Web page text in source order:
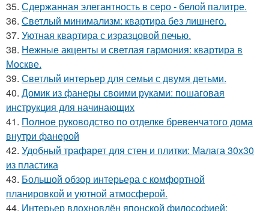
35. Сдержанная элегантность в серо - белой палитре.
36. Светлый минимализм: квартира без лишнего.
37. Уютная квартира с изразцовой печью.
38. Нежные акценты и светлая гармония: квартира в
Москве.
39. Светлый интерьер для семьи с двумя детьми.
40. Домик из фанеры своими руками: пошаговая
инструкция для начинающих
41. Полное руководство по отделке бревенчатого дома
внутри фанерой
42. Удобный трафарет для стен и плитки: Малага 30х30
из пластика
43. Большой обзор интерьера с комфортной
планировкой и уютной атмосферой.
44. Интерьер вдохновлён японской философией: